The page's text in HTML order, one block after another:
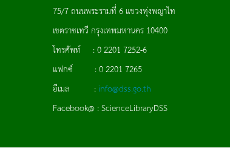
75/7 ถนนพระรามที่ 6 แขวงทุ่งพญาไท
เขตราชเทวี กรุงเทพมหานคร 10400
โทรศัพท์ : 0 2201 7252-6
แฟกซ์ : 0 2201 7265
อีเมล : info@dss.go.th
Facebook@ : ScienceLibraryDSS